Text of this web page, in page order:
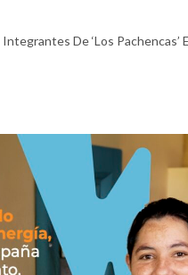
De ‘Los Pachencas’